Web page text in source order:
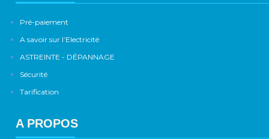
Pré-paiement
A savoir sur l’Electricité
ASTREINTE - DÉPANNAGE
Sécurité
Tarification
A PROPOS